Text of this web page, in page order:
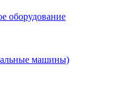
оборудование
машины)